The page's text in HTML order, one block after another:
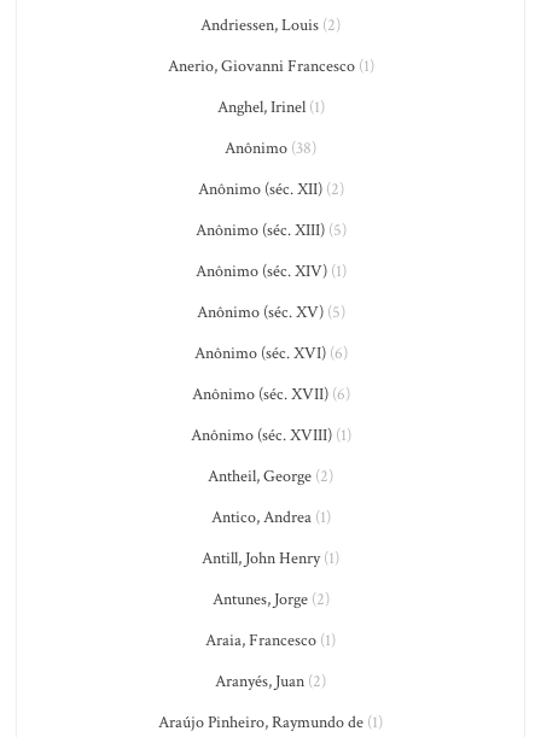
Andriessen, Louis (2)
Anerio, Giovanni Francesco(1)
Anghel, Irinel(1)
Anônimo (38)
Anônimo (séc. XII)(2)
Anônimo (séc. XIII)(5)
Anônimo (séc. XIV)(1)
Anônimo (séc. XV)(5)
Anônimo (séc. XVI)(6)
Anônimo (séc. XVII)(6)
Anônimo (séc. XVIII)(1)
Antheil, George (2)
Antico, Andrea(1)
Antill, John Henry(1)
Antunes, Jorge(2)
Araia, Francesco (1)
Aranyés, Juan (2)
Araújo Pinheiro, Raymundo de (1)